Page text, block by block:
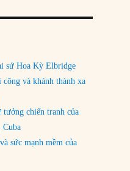
sứ Hoa Kỳ Elbridge
và khánh thành xa
chiến tranh của
Cuba
sức mạnh mềm của